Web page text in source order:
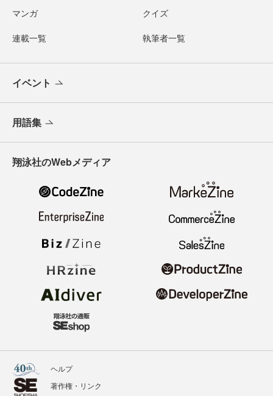
マンガ クイズ
連載一覧 執筆者一覧
イベント
用語集
翔泳社のWebメディア
ヘルプ
著作権・リンク